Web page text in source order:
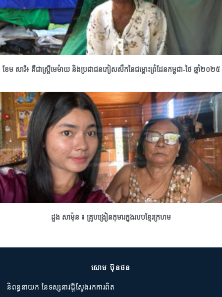
ខែម សារី៖ គឺជាស្រ្តីមេម៉ាយ និងប្រជាជនភៀសសឹកនៃជម្លោះព្រំដែនកម្ពុជា-ថៃ ឆ្នាំ២០២៥
ដួង សាម៉ុន ៖ គ្រូបង្រៀនកុមារក្នុងរបបខ្មែរក្រហម
សោម ប៊ុនថន
និពន្ធនាយក នៃទស្សនាវដ្តីស្វែងរកការពិត